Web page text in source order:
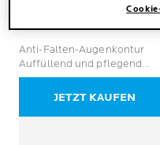
3.3
5
Sternen.
Bewertungen
Anti-Falten-Augenkontur
Auffüllend und pflegend
Empfindliche Augen
JETZT KAUFEN